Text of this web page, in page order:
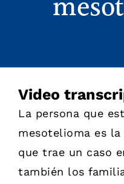
Video
La persona que
mesotelioma es
que trae un caso
también los